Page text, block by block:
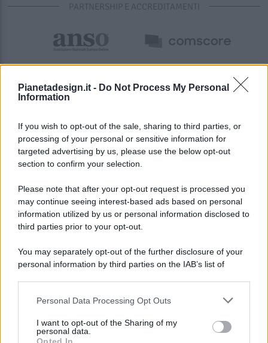
Pianetadesign.it - Do Not Process My Personal
Information
If you wish to opt-out of the sale, sharing to third parties, or
processing of your personal or sensitive information for
targeted advertising by us, please use the below opt-out
section to confirm your selection.
Please note that after your opt-out request is processed you
may continue seeing interest-based ads based on personal
information utilized by us or personal information disclosed to
third parties prior to your opt-out.
You may separately opt-out of the further disclosure of your
personal information by third parties on the IAB’s list of
This information may also be disclosed by us to third parties
disclose it to other third parties.
Personal Data Processing Opt Outs
I want to opt-out of the Sharing of my
personal data.
PARTNERSHIP E ACCREDITAMENTI
© 2026 - Pianeta Design - P.IVA 04827280654 - Testata
Registrata Al Tribunale Di Nocera Inferiore N. 8/2020 - RG N.
ISCRIZIONE AL ROC N. 35792 – ISCRITTA ALL’ANSO
(ASSOCIAZIONE NAZIONALE STAMPA ONLINE)
PREFERENZE PRIVACY